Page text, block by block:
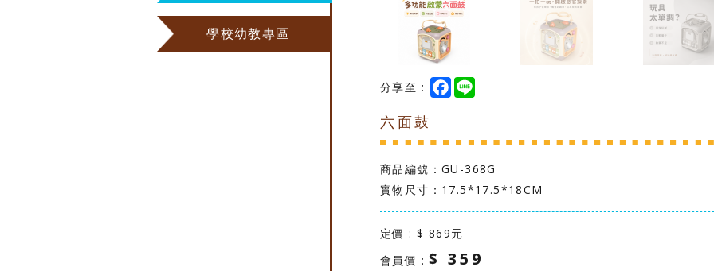
學校幼教專區
分享至 :
F
a
o
k
六面鼓
商品編號： GU-368G
實物尺寸：17.5*17.5*18CM
定價 : $ 869元
會員價 :$ 359